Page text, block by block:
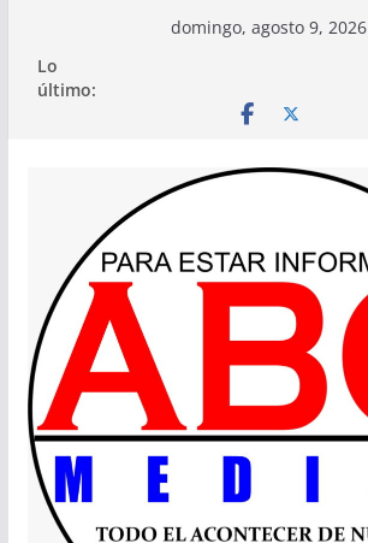
contenido
domingo, agosto 9, 2026
Lo
último: